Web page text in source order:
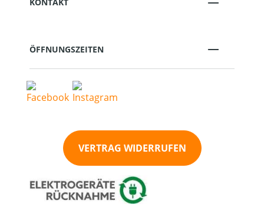
KONTAKT
ÖFFNUNGSZEITEN
VERTRAG WIDERRUFEN